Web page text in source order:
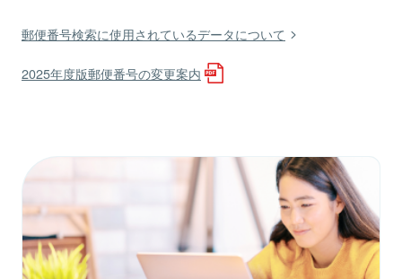
郵便番号検索に使用されているデータについて
2025年度版郵便番号の変更案内